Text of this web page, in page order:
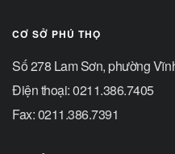
CƠ SỞ PHÚ THỌ
Số 278 Lam Sơn, phường
Điện thoại: 0211.386.7405
Fax: 0211.386.7391